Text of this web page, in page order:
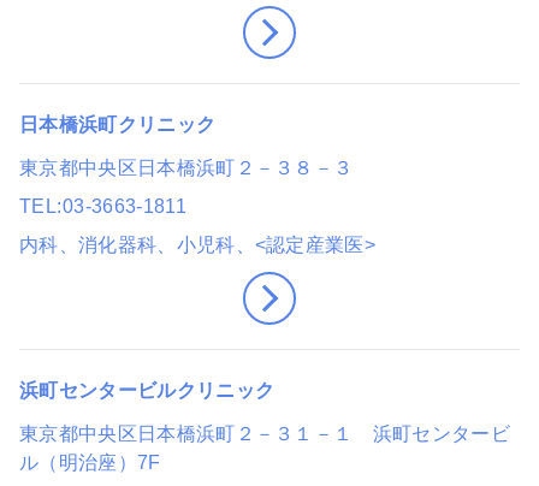
日本橋浜町クリニック
東京都中央区日本橋浜町２－３８－３
TEL 03-3663-1811
内科、消化器科、小児科 、<認定産業医>
浜町センタービルクリニック
東京都中央区日本橋浜町２－３１－１ 浜町センタービ
ル（明治座）7F